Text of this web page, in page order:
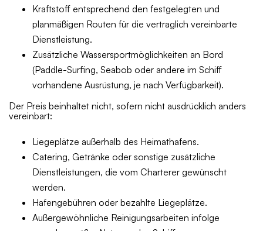
Kraftstoff entsprechend den festgelegten und
planmäßigen Routen für die vertraglich vereinbarte
Dienstleistung.
Zusätzliche Wassersportmöglichkeiten an Bord
(Paddle-Surfing, Seabob oder andere im Schiff
vorhandene Ausrüstung, je nach Verfügbarkeit).
Der Preis beinhaltet nicht, sofern nicht ausdrücklich anders
vereinbart:
Liegeplätze außerhalb des Heimathafens.
Catering, Getränke oder sonstige zusätzliche
Dienstleistungen, die vom Charterer gewünscht
werden.
Hafengebühren oder bezahlte Liegeplätze.
Außergewöhnliche Reinigungsarbeiten infolge